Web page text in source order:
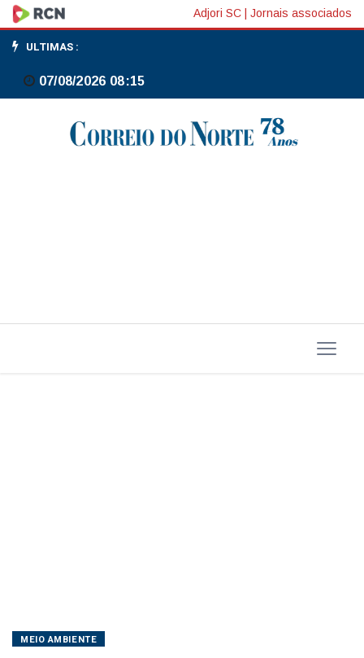
Mata
Atlântica:
de
bioma
devastado
florestal
Adjori SC Jornais associados
ULTIMAS :
07/08/2026 08:15
MEIO AMBIENTE